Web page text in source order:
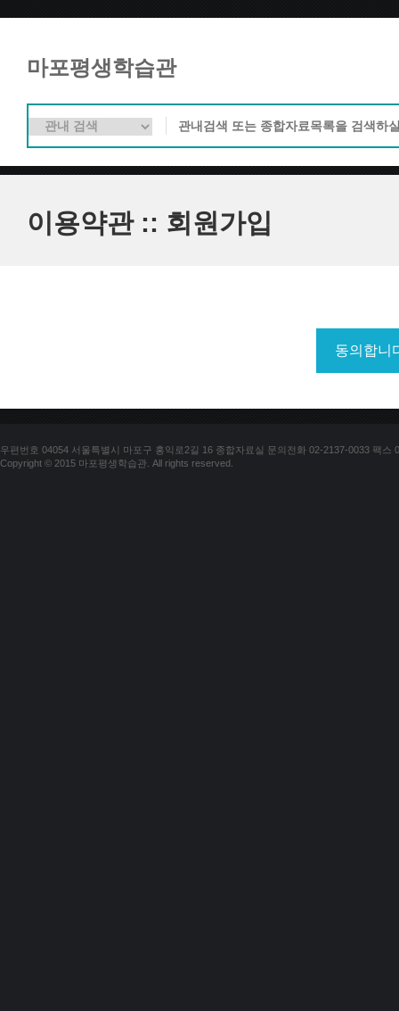
마포평생학습관
이용약관 :: 회원가입
우편번호 04054 서울특별시 마포구 홍익로2길 16 종합자료실 문의전화 02-2137-0033 팩스
Copyright © 2015 마포평생학습관. All rights reserved.